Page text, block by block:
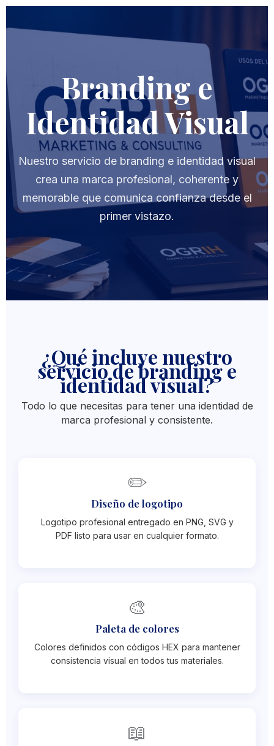
Branding e
Identidad Visual
Nuestro servicio de branding e identidad visual
crea una marca profesional, coherente y
memorable que comunica confianza desde el
primer vistazo.
¿Qué incluye nuestro
servicio de branding e
identidad visual?
Todo lo que necesitas para tener una identidad de
marca profesional y consistente.
✏️
Diseño de logotipo
Logotipo profesional entregado en PNG, SVG y
PDF listo para usar en cualquier formato.
🎨
Paleta de colores
Colores definidos con códigos HEX para mantener
consistencia visual en todos tus materiales.
📖